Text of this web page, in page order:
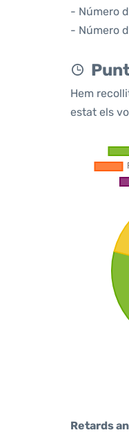
- Número
- Número
Hem
estat els
Retards